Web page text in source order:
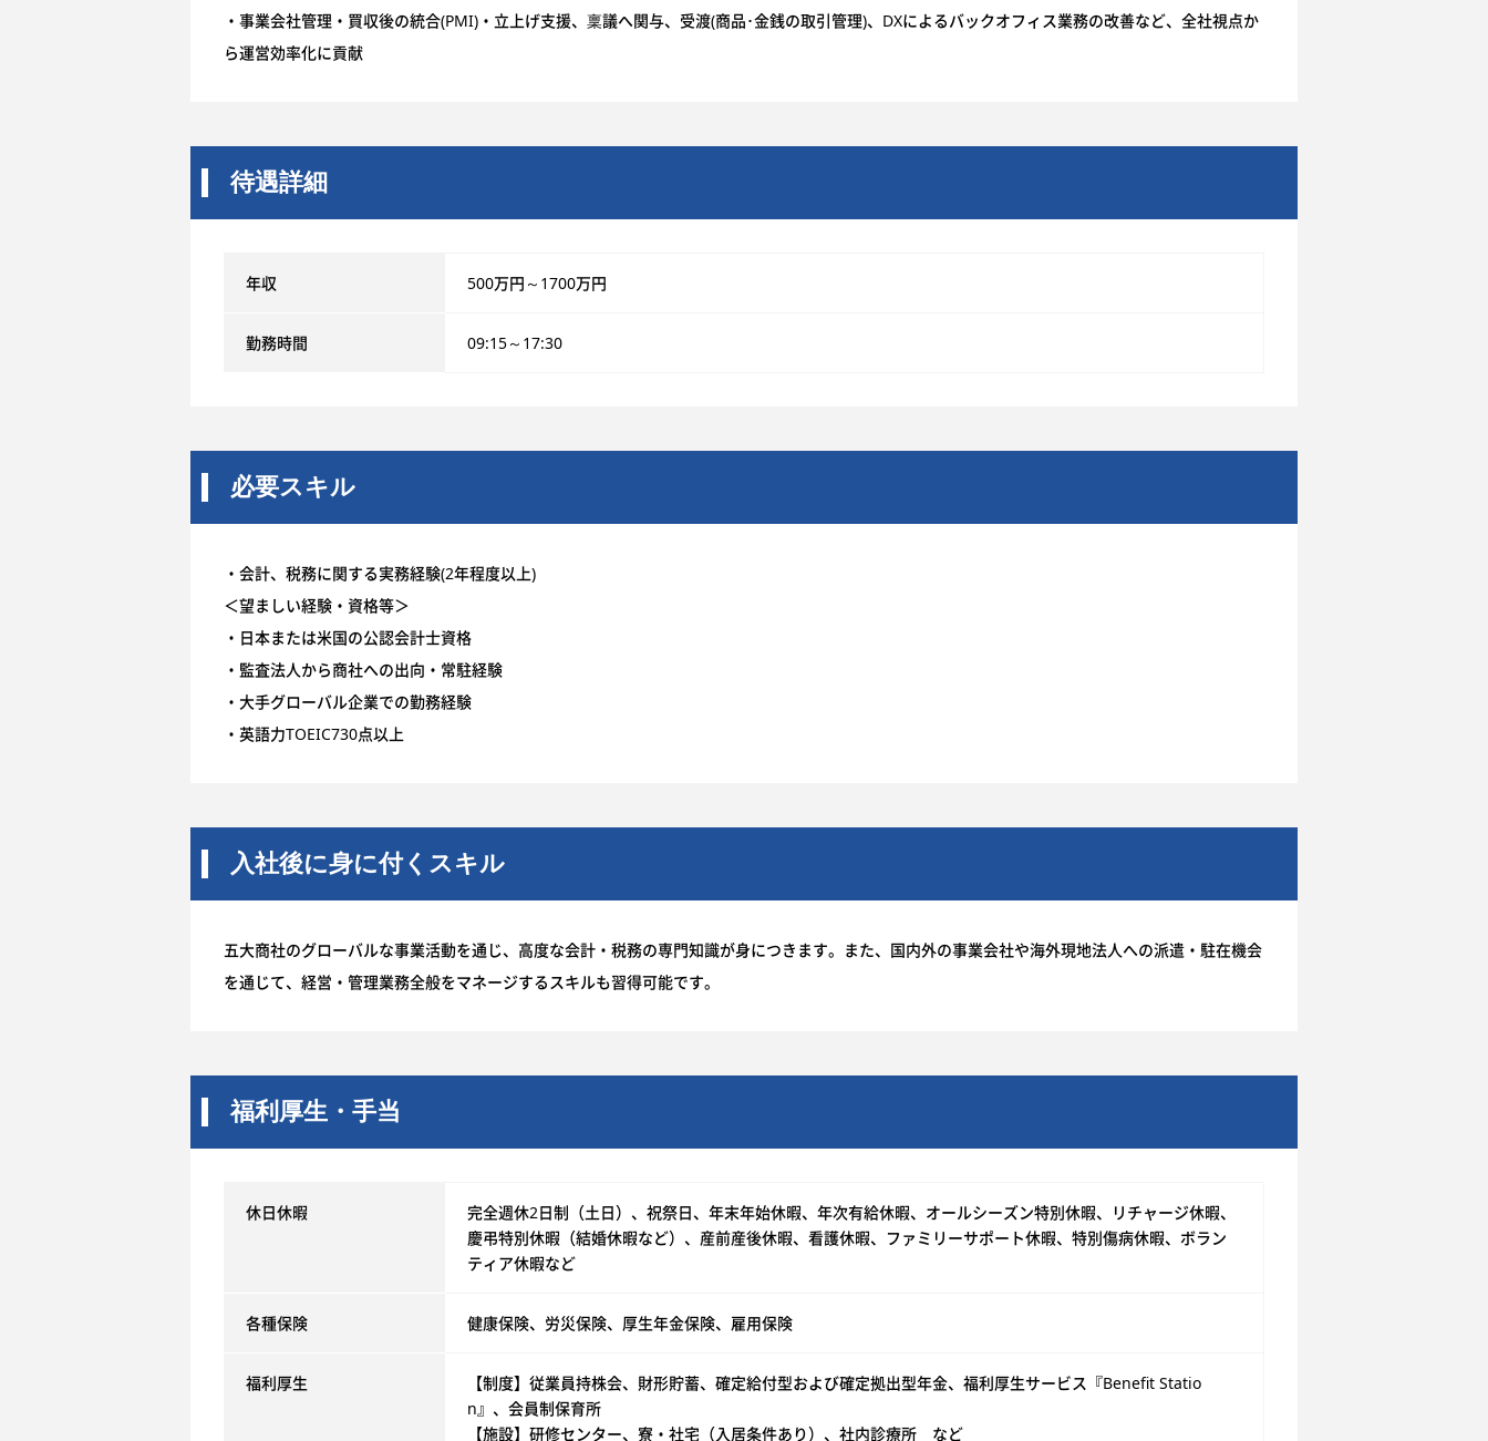
・事業会社管理・買収後の統合(PMI)・立上げ支援、稟議へ関与、受渡(商品･金銭の取引管理)、DXによるバックオフィス業務の改善など、全社視点か
ら運営効率化に貢献
待遇詳細
年収 500万円～1700万円
勤務時間 09:15～17:30
必要スキル
・会計、税務に関する実務経験(2年程度以上)
＜望ましい経験・資格等＞
・日本または米国の公認会計士資格
・監査法人から商社への出向・常駐経験
・大手グローバル企業での勤務経験
・英語力TOEIC730点以上
入社後に身に付くスキル
五大商社のグローバルな事業活動を通じ、高度な会計・税務の専門知識が身につきます。また、国内外の事業会社や海外現地法人への派遣・駐在機会
を通じて、経営・管理業務全般をマネージするスキルも習得可能です。
福利厚生・手当
休日休暇
完全週休2日制（土日）、祝祭日、年末年始休暇、年次有給休暇、オールシーズン特別休暇、リチャージ休暇、
慶弔特別休暇（結婚休暇など）、産前産後休暇、看護休暇、ファミリーサポート休暇、特別傷病休暇、ボラン
ティア休暇など
各種保険 健康保険、労災保険、厚生年金保険、雇用保険
福利厚生
【制度】従業員持株会、財形貯蓄、確定給付型および確定拠出型年金、福利厚生サービス『Benefit Statio
n』、会員制保育所
【施設】研修センター、寮・社宅（入居条件あり）、社内診療所 など